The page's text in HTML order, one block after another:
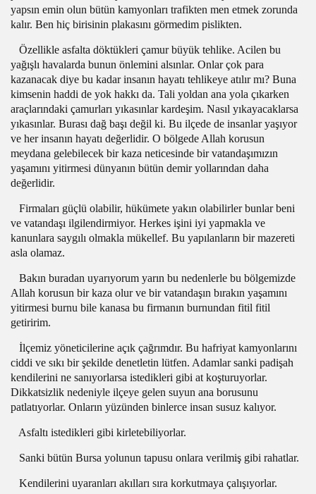
yapsın emin olun bütün kamyonları trafikten men etmek zorunda
kalır. Ben hiç birisinin plakasını görmedim pislikten.
Özellikle asfalta döktükleri çamur büyük tehlike. Acilen bu
yağışlı havalarda bunun önlemini alsınlar. Onlar çok para
kazanacak diye bu kadar insanın hayatı tehlikeye atılır mı? Buna
kimsenin haddi de yok hakkı da. Tali yoldan ana yola çıkarken
araçlarındaki çamurları yıkasınlar kardeşim. Nasıl yıkayacaklarsa
yıkasınlar. Burası dağ başı değil ki. Bu ilçede de insanlar yaşıyor
ve her insanın hayatı değerlidir. O bölgede Allah korusun
meydana gelebilecek bir kaza neticesinde bir vatandaşımızın
yaşamını yitirmesi dünyanın bütün demir yollarından daha
değerlidir.
Firmaları güçlü olabilir, hükümete yakın olabilirler bunlar beni
ve vatandaşı ilgilendirmiyor. Herkes işini iyi yapmakla ve
kanunlara saygılı olmakla mükellef. Bu yapılanların bir mazereti
asla olamaz.
Bakın buradan uyarıyorum yarın bu nedenlerle bu bölgemizde
Allah korusun bir kaza olur ve bir vatandaşın bırakın yaşamını
yitirmesi burnu bile kanasa bu firmanın burnundan fitil fitil
getiririm.
İlçemiz yöneticilerine açık çağrımdır. Bu hafriyat kamyonlarını
ciddi ve sıkı bir şekilde denetletin lütfen. Adamlar sanki padişah
kendilerini ne sanıyorlarsa istedikleri gibi at koşturuyorlar.
Dikkatsizlik nedeniyle ilçeye gelen suyun ana borusunu
patlatıyorlar. Onların yüzünden binlerce insan susuz kalıyor.
Asfaltı istedikleri gibi kirletebiliyorlar.
Sanki bütün Bursa yolunun tapusu onlara verilmiş gibi rahatlar.
Kendilerini uyaranları akılları sıra korkutmaya çalışıyorlar.